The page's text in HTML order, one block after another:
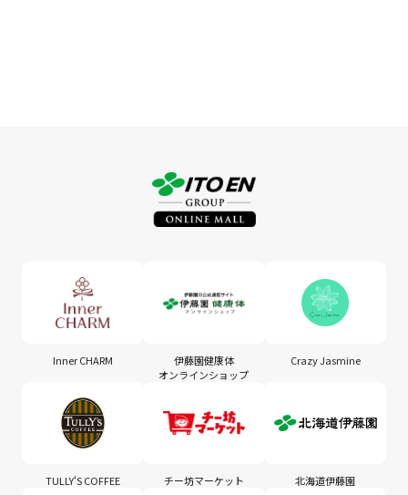
Inner CHARM
伊藤園健康体
オンラインショップ
Crazy Jasmine
TULLY'S COFFEE チー坊マーケット 北海道伊藤園